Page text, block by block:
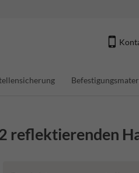
reflektierenden